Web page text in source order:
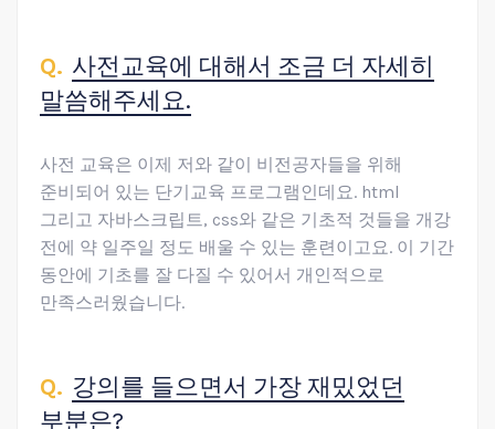
사전교육에 대해서 조금 더 자세히
말씀해주세요.
사전 교육은 이제 저와 같이 비전공자들을 위해
준비되어 있는 단기교육 프로그램인데요. html
그리고 자바스크립트, css와 같은 기초적 것들을 개강
전에 약 일주일 정도 배울 수 있는 훈련이고요. 이 기간
동안에 기초를 잘 다질 수 있어서 개인적으로
만족스러웠습니다.
강의를 들으면서 가장 재밌었던
부분은?